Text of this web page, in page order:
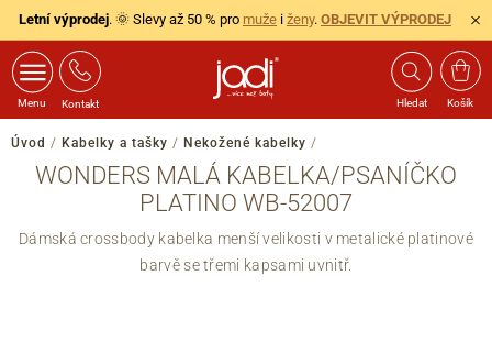
Letní výprodej. 🌞 Slevy až 50 % pro muže i ženy. OBJEVIT VÝPRODEJ
Menu Kontakt Hledat Košík
Úvod / Kabelky a tašky / Nekožené kabelky /
WONDERS MALÁ KABELKA/PSANÍČKO
PLATINO WB-52007
Dámská crossbody kabelka menší velikosti v metalické platinové
barvě se třemi kapsami uvnitř.